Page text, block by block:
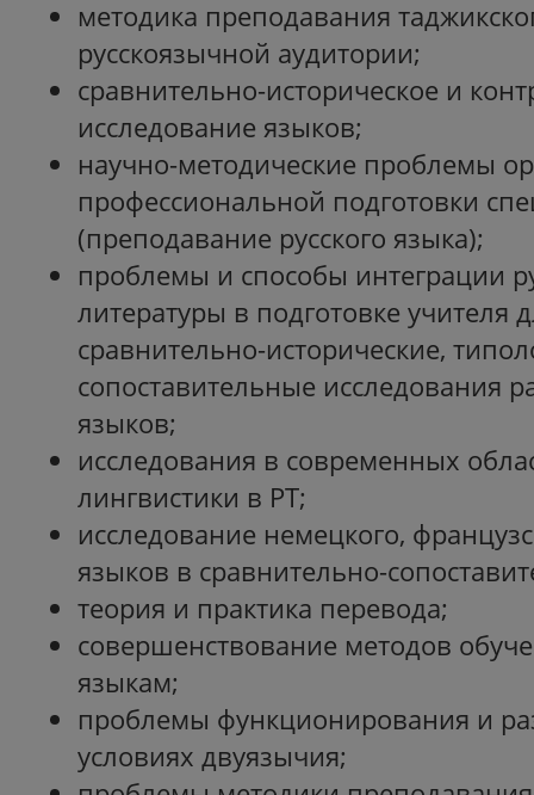
методика преподавания
русскоязычной аудитории;
сравнительно-историческое и
исследование языков;
научно-методические проблемы
профессиональной подготовки
(преподавание русского языка);
проблемы и способы интеграции
литературы в подготовке учителя
сравнительно-исторические,
сопоставительные исследования
языков;
исследования в современных
лингвистики в РТ;
исследование немецкого,
языков в сравнительно-
теория и практика перевода;
совершенствование методов
языкам;
проблемы функционирования и
условиях двуязычия;